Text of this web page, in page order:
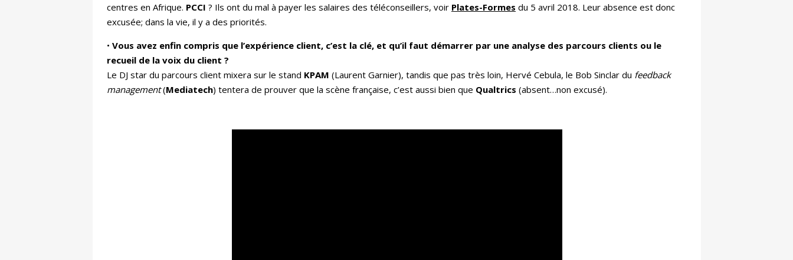
centres en Afrique. PCCI ? Ils ont du mal à payer les salaires des téléconseillers, voir Plates-Formes du 5 avril 2018. Leur absence est donc
excusée; dans la vie, il y a des priorités.
• Vous avez enfin compris que l’expérience client, c’est la clé, et qu’il faut démarrer par une analyse des parcours clients ou le
recueil de la voix du client ?
Le DJ star du parcours client mixera sur le stand KPAM (Laurent Garnier), tandis que pas très loin, Hervé Cebula, le Bob Sinclar du feedback
management(Mediatech) tentera de prouver que la scène française, c’est aussi bien que Qualtrics (absent…non excusé).